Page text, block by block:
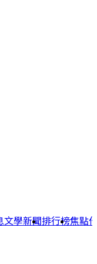
文學新聞排行榜焦點